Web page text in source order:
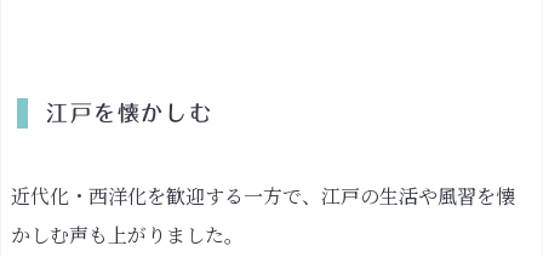
江戸を懐かしむ
近代化・西洋化を歓迎する一方で、江戸の生活や風習を懐
かしむ声も上がりました。